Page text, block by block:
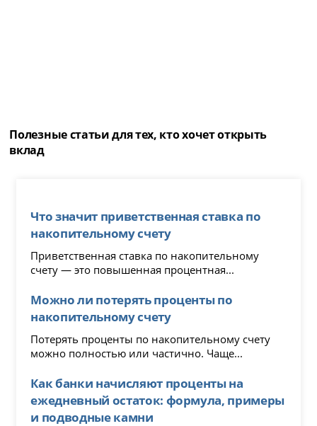
Полезные статьи для тех, кто хочет открыть
вклад
Что значит приветственная ставка по
накопительному счету
Приветственная ставка по накопительному
счету — это повышенная процентная...
Можно ли потерять проценты по
накопительному счету
Потерять проценты по накопительному счету
можно полностью или частично. Чаще...
Как банки начисляют проценты на
ежедневный остаток: формула, примеры
и подводные камни